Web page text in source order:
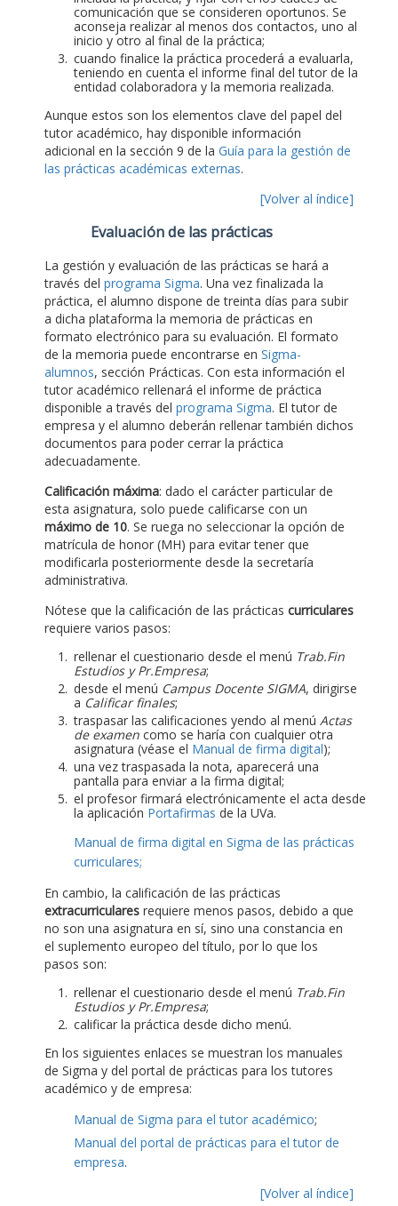
comunicación que se consideren oportunos. Se
aconseja realizar al menos dos contactos, uno al
inicio y otro al final de la práctica;
cuando finalice la práctica procederá a evaluarla,
teniendo en cuenta el informe final del tutor de la
entidad colaboradora y la memoria realizada.
Aunque estos son los elementos clave del papel del
tutor académico, hay disponible información
adicional en la sección 9 de la Guía para la gestión de
las prácticas académicas externas.
[Volver al índice]
Evaluación de las prácticas
La gestión y evaluación de las prácticas se hará a
través del programa Sigma. Una vez finalizada la
práctica, el alumno dispone de treinta días para subir
a dicha plataforma la memoria de prácticas en
formato electrónico para su evaluación. El formato
de la memoria puede encontrarse en Sigma-
alumnos, sección Prácticas. Con esta información el
tutor académico rellenará el informe de práctica
disponible a través del programa Sigma. El tutor de
empresa y el alumno deberán rellenar también dichos
documentos para poder cerrar la práctica
adecuadamente.
Calificación máxima: dado el carácter particular de
esta asignatura, solo puede calificarse con un
máximo de 10. Se ruega no seleccionar la opción de
matrícula de honor (MH) para evitar tener que
modificarla posteriormente desde la secretaría
administrativa.
Nótese que la calificación de las prácticas curriculares
requiere varios pasos:
rellenar el cuestionario desde el menú Trab.Fin
Estudios y Pr.Empresa;
desde el menú Campus Docente SIGMA, dirigirse
a Calificar finales;
traspasar las calificaciones yendo al menú Actas
de examen como se haría con cualquier otra
asignatura (véase el Manual de firma digital);
una vez traspasada la nota, aparecerá una
pantalla para enviar a la firma digital;
el profesor firmará electrónicamente el acta desde
la aplicación Portafirmas de la UVa.
Manual de firma digital en Sigma de las prácticas
curriculares;
En cambio, la calificación de las prácticas
extracurriculares requiere menos pasos, debido a que
no son una asignatura en sí, sino una constancia en
el suplemento europeo del título, por lo que los
pasos son:
rellenar el cuestionario desde el menú Trab.Fin
Estudios y Pr.Empresa;
calificar la práctica desde dicho menú.
En los siguientes enlaces se muestran los manuales
de Sigma y del portal de prácticas para los tutores
académico y de empresa:
Manual de Sigma para el tutor académico;
Manual del portal de prácticas para el tutor de
empresa.
[Volver al índice]